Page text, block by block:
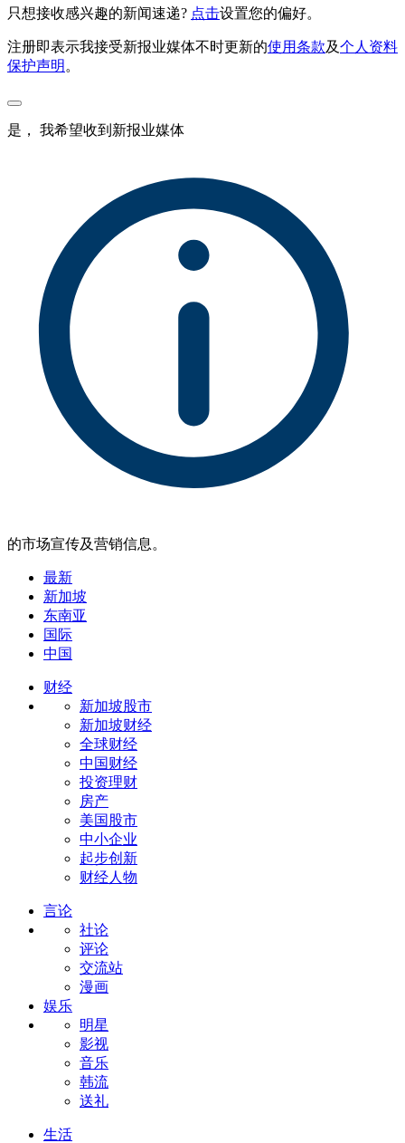
只想接收感兴趣的新闻速递? 点击设置您的偏好。
注册即表示我接受新报业媒体不时更新的使用条款及个人资料
保护声明 。
是， 我希望收到新报业媒体
的市场宣传及营销信息。
最新
新加坡
东南亚
国际
中国
财经
新加坡股市
新加坡财经
全球财经
中国财经
投资理财
房产
美国股市
中小企业
起步创新
财经人物
言论
社论
评论
交流站
漫画
娱乐
明星
影视
音乐
韩流
送礼
生活